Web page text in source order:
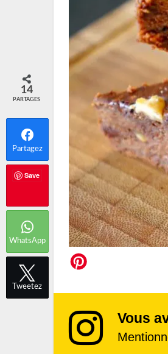
Vous
14
PARTAGES
Partagez
Save
WhatsApp
Tweetez